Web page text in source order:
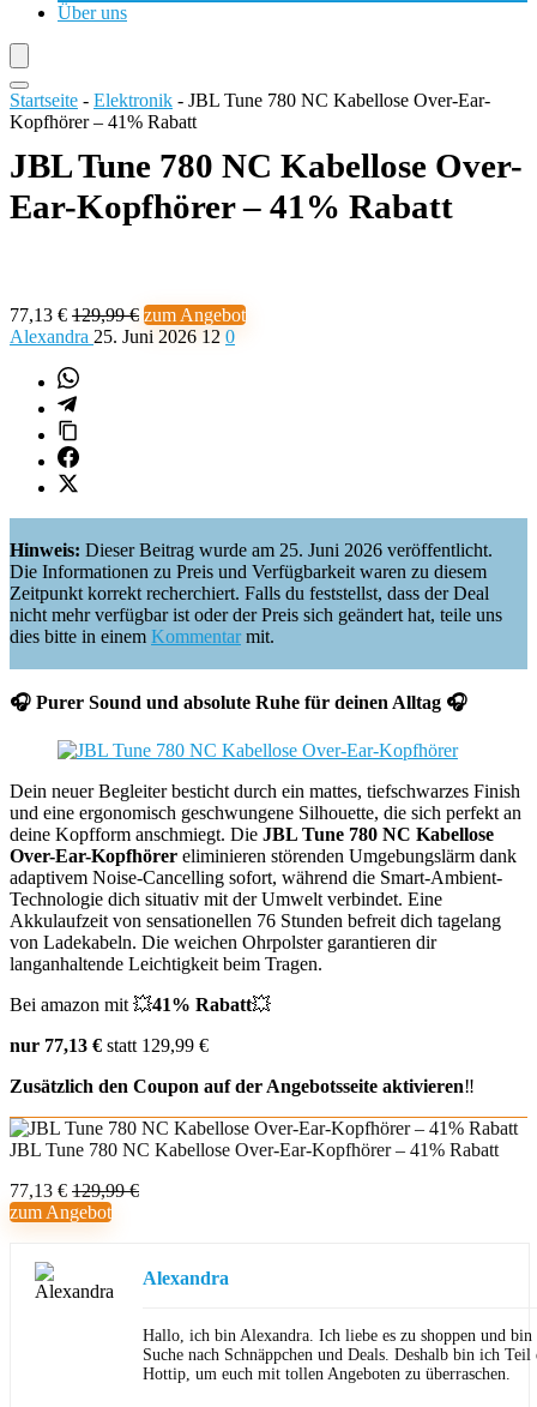
Über uns
Startseite - Elektronik - JBL Tune 780 NC Kabellose Over-Ear-
Kopfhörer – 41% Rabatt
JBL Tune 780 NC Kabellose Over-
Ear-Kopfhörer – 41% Rabatt
77,13 € 129,99 € zum Angebot
Alexandra 25. Juni 2026 12 0
Hinweis: Dieser Beitrag wurde am 25. Juni 2026 veröffentlicht.
Die Informationen zu Preis und Verfügbarkeit waren zu diesem
Zeitpunkt korrekt recherchiert. Falls du feststellst, dass der Deal
nicht mehr verfügbar ist oder der Preis sich geändert hat, teile uns
dies bitte in einem Kommentarmit.
🎧 Purer Sound und absolute Ruhe für deinen Alltag 🎧
Dein neuer Begleiter besticht durch ein mattes, tiefschwarzes Finish
und eine ergonomisch geschwungene Silhouette, die sich perfekt an
deine Kopfform anschmiegt. Die JBL Tune 780 NC Kabellose
Over-Ear-Kopfhörer eliminieren störenden Umgebungslärm dank
adaptivem Noise-Cancelling sofort, während die Smart-Ambient-
Technologie dich situativ mit der Umwelt verbindet. Eine
Akkulaufzeit von sensationellen 76 Stunden befreit dich tagelang
von Ladekabeln. Die weichen Ohrpolster garantieren dir
langanhaltende Leichtigkeit beim Tragen.
Bei amazon mit 💥41% Rabatt💥
nur 77,13 € statt 129,99 €
Zusätzlich den Coupon auf der Angebotsseite aktivieren‼️
JBL Tune 780 NC Kabellose Over-Ear-Kopfhörer – 41% Rabatt
77,13 € 129,99 €
zum Angebot
Alexandra
Hallo, ich bin Alexandra. Ich liebe es zu shoppen und
Suche nach Schnäppchen und Deals. Deshalb bin ich Teil
Hottip, um euch mit tollen Angeboten zu überraschen.